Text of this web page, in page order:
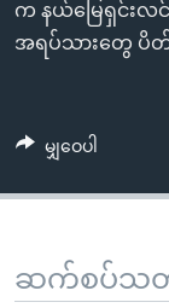
ကြည့်
ရန်
နေရာ
က နယ်မြေရှင်းလင်
အရပ်သားတွေ ပိ
မျှဝေပါ
ဆက်စပ်သတင်